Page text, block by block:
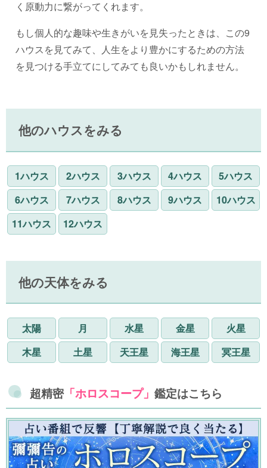
く原動力に繋がってくれます。
もし個人的な趣味や生きがいを見失ったときは、この9
ハウスを見てみて、人生をより豊かにするための方法
を見つける手立てにしてみても良いかもしれません。
他のハウスをみる
1ハウス 2ハウス 3ハウス 4ハウス
5ハウス
6ハウス
7ハウス 8ハウス 9ハウス
10ハウス
11ハウス
12ハウス
他の天体をみる
太陽 月 水星 金星
火星
木星
土星 天王星 海王星 冥王星
超精密「ホロスコープ」 鑑定はこちら